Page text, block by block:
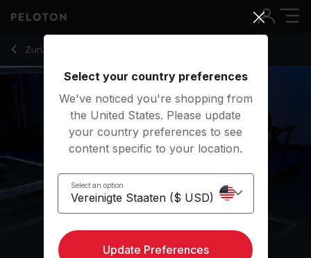
Zurück zu Walking-Kurse
Zurück
30 Min Classic Rock Walk with Intervals - Emma Lovewell
Select your country preferences
We've noticed you're shopping from
the United States. Please update
your country preferences to see
content specific to your location.
Select an option
Update Preferences